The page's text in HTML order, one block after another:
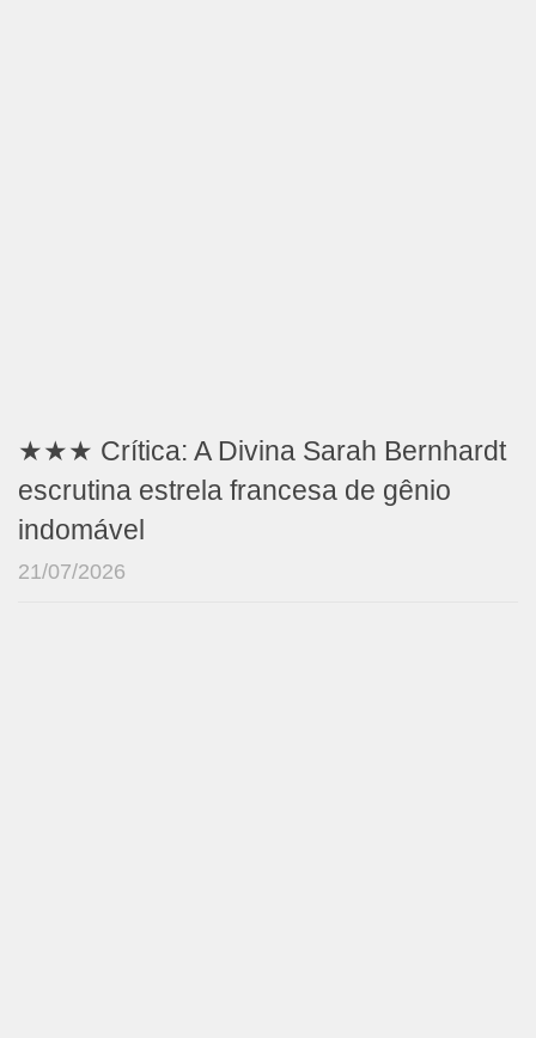
★★★ Crítica: A Divina Sarah Bernhardt
escrutina estrela francesa de gênio
indomável
21/07/2026